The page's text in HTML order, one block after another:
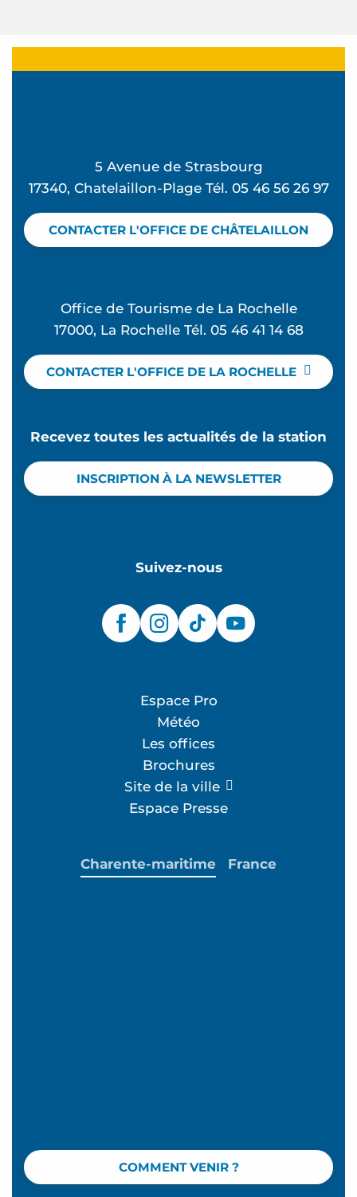
5 Avenue de Strasbourg
17340, Chatelaillon-Plage Tél. 05 46 56 26 97
CONTACTER L'OFFICE DE CHÂTELAILLON
Office de Tourisme de La Rochelle
17000, La Rochelle Tél. 05 46 41 14 68
CONTACTER L'OFFICE DE LA ROCHELLE
Recevez toutes les actualités de la station
INSCRIPTION À LA NEWSLETTER
Suivez-nous
Espace Pro
Météo
Les offices
Brochures
Site de la ville
Espace Presse
COMMENT VENIR ?
Charente-maritime France